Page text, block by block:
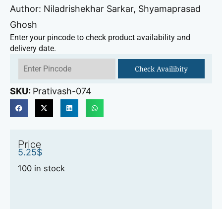
Author: Niladrishekhar Sarkar, Shyamaprasad
Ghosh
Enter your pincode to check product availability and
delivery date.
Check Availibity
SKU: Prativash-074
Price
5.25$
100 in stock